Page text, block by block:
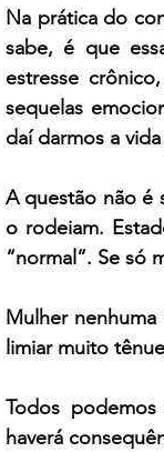
Na prática do
sabe, é que
estresse
sequelas
daí darmos a
A questão não é
o rodeiam.
“normal”. Se só
Mulher
limiar muito
Todos
haverá